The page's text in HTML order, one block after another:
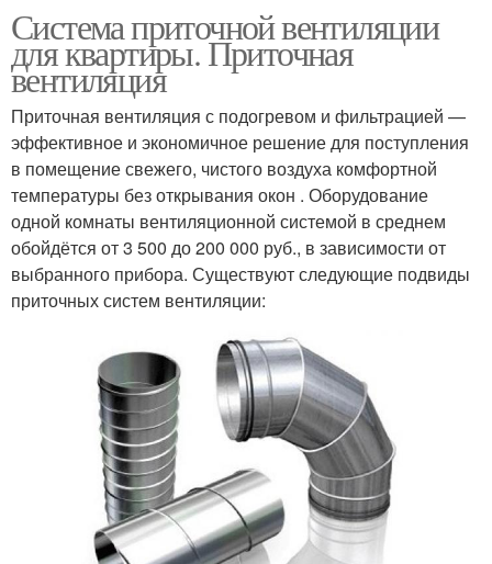
Система приточной вентиляции
для квартиры. Приточная
вентиляция
Приточная вентиляция с подогревом и фильтрацией —
эффективное и экономичное решение для поступления
в помещение свежего, чистого воздуха комфортной
температуры без открывания окон . Оборудование
одной комнаты вентиляционной системой в среднем
обойдётся от 3 500 до 200 000 руб., в зависимости от
выбранного прибора. Существуют следующие подвиды
приточных систем вентиляции: